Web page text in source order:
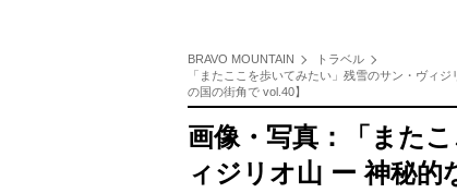
BRAVO MOUNTAIN
トラベル
「またここを歩いてみたい」残雪のサン・ヴィ
の国の街角で vol.40】
画像・写真：「また
ィジリオ山 ー 神秘